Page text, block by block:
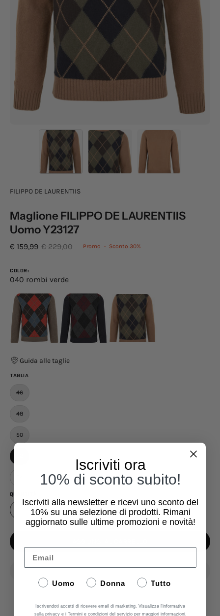
FILIPPO DE LAURENTIIS
Maglione FILIPPO DE LAURENTIIS
Uomo Y23127
€ 159,99 € 229,00 Promo • Sconto 30%
COLOR:
040 rombi verde
Guida alle taglie
TAGLIA
46
48
50
QUANTITÀ
Aggiungi ai Preferiti
Iscriviti ora
10% di sconto subito!
Iscriviti alla newsletter e ricevi uno sconto del
10% su una selezione di prodotti. Rimani
aggiornato sulle ultime promozioni e novità!
Email
Uomo Donna Tutto
Iscrivendoti accetti di ricevere email di marketing. Visualizza l'informativa
sulla privacy e i Termini e condizioni del servizio per maggiori informazioni.